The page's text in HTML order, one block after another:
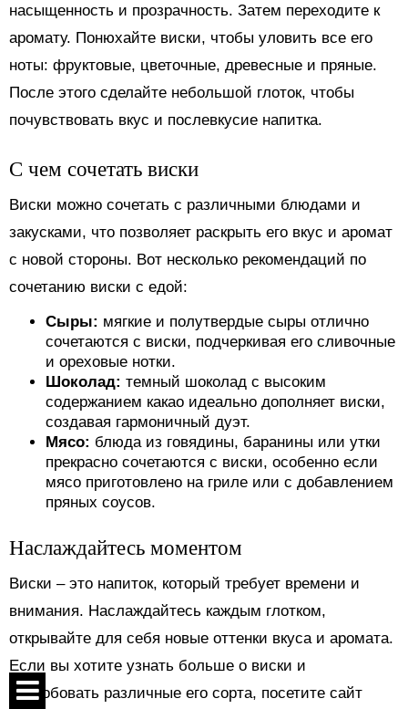
насыщенность и прозрачность. Затем переходите к
аромату. Понюхайте виски, чтобы уловить все его
ноты: фруктовые, цветочные, древесные и пряные.
После этого сделайте небольшой глоток, чтобы
почувствовать вкус и послевкусие напитка.
С чем сочетать виски
Виски можно сочетать с различными блюдами и
закусками, что позволяет раскрыть его вкус и аромат
с новой стороны. Вот несколько рекомендаций по
сочетанию виски с едой:
Сыры: мягкие и полутвердые сыры отлично
сочетаются с виски, подчеркивая его сливочные
и ореховые нотки.
Шоколад: темный шоколад с высоким
содержанием какао идеально дополняет виски,
создавая гармоничный дуэт.
Мясо: блюда из говядины, баранины или утки
прекрасно сочетаются с виски, особенно если
мясо приготовлено на гриле или с добавлением
пряных соусов.
Наслаждайтесь моментом
Виски – это напиток, который требует времени и
внимания. Наслаждайтесь каждым глотком,
открывайте для себя новые оттенки вкуса и аромата.
Если вы хотите узнать больше о виски и
попробовать различные его сорта, посетите сайт